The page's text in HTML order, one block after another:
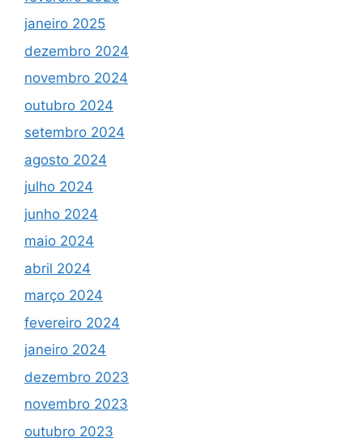
janeiro 2025
dezembro 2024
novembro 2024
outubro 2024
setembro 2024
agosto 2024
julho 2024
junho 2024
maio 2024
abril 2024
março 2024
fevereiro 2024
janeiro 2024
dezembro 2023
novembro 2023
outubro 2023